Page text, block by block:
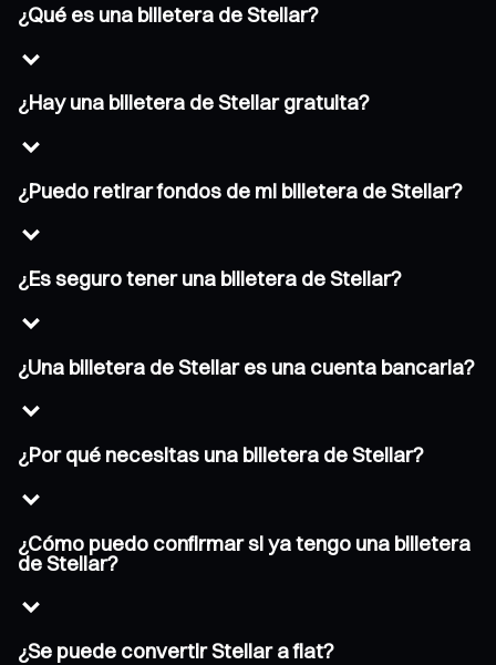
¿Qué es una billetera de Stellar?
¿Hay una billetera de Stellar gratuita?
¿Puedo retirar fondos de mi billetera de Stellar?
¿Es seguro tener una billetera de Stellar?
¿Una billetera de Stellar es una cuenta bancaria?
¿Por qué necesitas una billetera de Stellar?
¿Cómo puedo confirmar si ya tengo una billetera
de Stellar?
¿Se puede convertir Stellar a fiat?